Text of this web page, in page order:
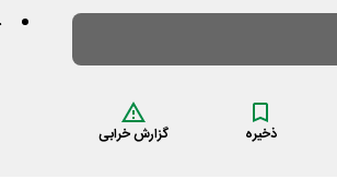
ذخیره گزارش خرابی